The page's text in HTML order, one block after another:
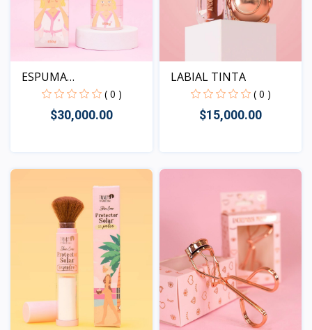
ESPUMA
DESMAQUILLANTE
( 0 )
$30,000.00
Vista
LABIAL TINTA
( 0 )
$15,000.00
Vista